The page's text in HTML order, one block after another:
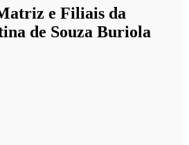
e Filiais da
de Souza Buriola